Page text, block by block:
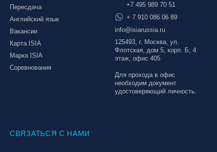
Пересдача
Английский язык
Вакансии
Карта ISIA
Марка ISIA
Соревнования
+7 495 989 70 51
+ 7 910 086 06 89
info@isiarussia.ru
125493, г. Москва, ул.
Флотская, дом 5, корп. Б, 4
этаж, офис 405
Для прохода в офис
необходим документ
удостоверяющий личность.
СВЯЗАТЬСЯ С НАМИ